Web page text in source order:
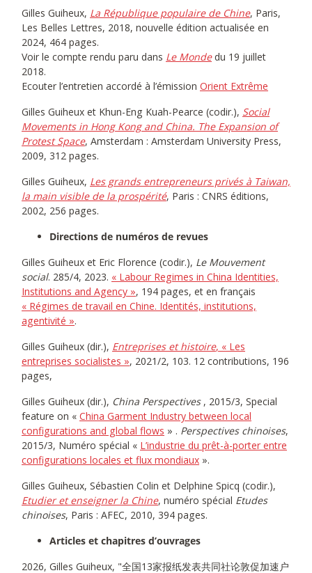
Gilles Guiheux, La République populaire de Chine, Paris,
Les Belles Lettres, 2018, nouvelle édition actualisée en
2024, 464 pages.
Voir le compte rendu paru dans Le Mondedu 19 juillet
2018.
Ecouter l’entretien accordé à l’émission Orient Extrême
Gilles Guiheux et Khun-Eng Kuah-Pearce (codir.), Social
Movements in Hong Kong and China. The Expansion of
Protest Space, Amsterdam : Amsterdam University Press,
2009, 312 pages.
Gilles Guiheux, Les grands entrepreneurs privés à Taiwan,
la main visible de la prospérité, Paris : CNRS éditions,
2002, 256 pages.
Directions de numéros de revues
Gilles Guiheux et Eric Florence (codir.), Le Mouvement
social. 285/4, 2023. « Labour Regimes in China Identities,
Institutions and Agency », 194 pages, et en français
« Régimes de travail en Chine. Identités, institutions,
agentivité ».
Gilles Guiheux (dir.), Entreprises et histoire, « Les
entreprises socialistes », 2021/2, 103. 12 contributions, 196
pages,
Gilles Guiheux (dir.), China Perspectives, 2015/3, Special
feature on « China Garment Industry between local
configurations and global flows » . Perspectives chinoises,
2015/3, Numéro spécial « L’industrie du prêt-à-porter entre
configurations locales et flux mondiaux ».
Gilles Guiheux, Sébastien Colin et Delphine Spicq (codir.),
Etudier et enseigner la Chine, numéro spécial Etudes
chinoises, Paris : AFEC, 2010, 394 pages.
Articles et chapitres d’ouvrages
2026, Gilles Guiheux, "全国13家报纸发表共同社论敦促加速户